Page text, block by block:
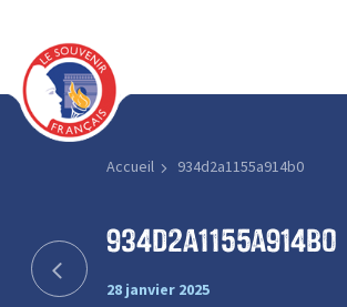
Accueil 934d2a1155a914b0
934d2a1155a914b0
28 janvier 2025